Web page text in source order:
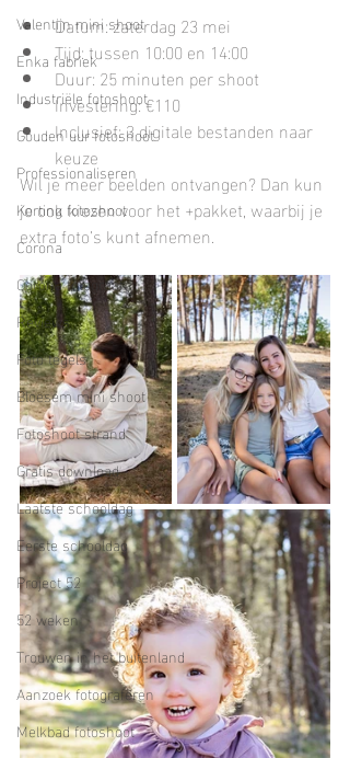
Valentijn mini shoot
Enka fabriek
Industriële fotoshoot
Gouden uur fotoshoot
Professionaliseren
Korting fotoshoot
Corona
Corona fotograaf
Reviews
Foto tegels
Bloesem mini shoot
Fotoshoot strand
Gratis download
Laatste schooldag
Eerste schooldag
Project 52
52 weken
Trouwen in het buitenland
Aanzoek fotograferen
Melkbad fotoshoot
Datum: zaterdag 23 mei
Tijd: tussen 10:00 en 14:00
Duur: 25 minuten per shoot
Investering: €110
Inclusief: 3 digitale bestanden naar
keuze
Wil je meer beelden ontvangen? Dan kun
je ook kiezen voor het +pakket, waarbij je
extra foto’s kunt afnemen.